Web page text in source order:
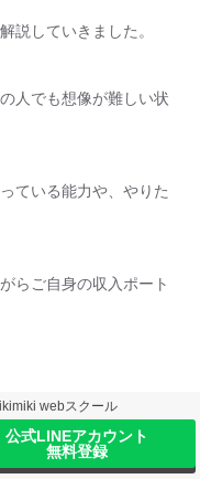
説していきました。
人でも想像が難しい状
ている能力や、やりた
らご自身の収入ポート
ル mikimiki webス
webスクール
公式LINEアカウント
無料登録